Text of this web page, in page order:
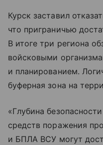
Курск заставил
что приграничью
В итоге три региона
войсковыми
и планированием.
буферная зона на
«Глубина
средств поражения
и БПЛА ВСУ могут